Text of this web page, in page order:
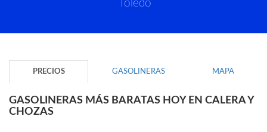
Toledo
PRECIOS GASOLINERAS MAPA
GASOLINERAS MÁS BARATAS HOY EN CALERA Y
CHOZAS